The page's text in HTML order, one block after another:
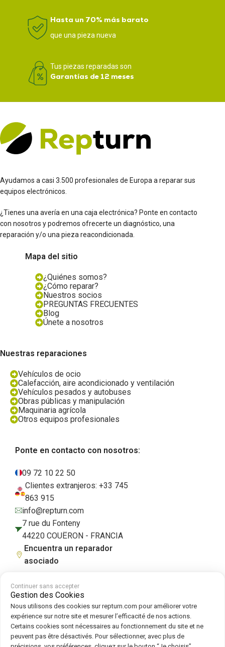
Hasta un 70% más barato
que una pieza nueva
Tus piezas reparadas son
Garantías de 12 meses
Ayudamos a casi 3.500 profesionales de Europa a reparar sus
equipos electrónicos.
¿Tienes una avería en una caja electrónica? Ponte en contacto
con nosotros y podremos ofrecerte un diagnóstico, una
reparación y/o una pieza reacondicionada.
Mapa del sitio
¿Quiénes somos?
¿Cómo reparar?
Nuestros socios
PREGUNTAS FRECUENTES
Blog
Únete a nosotros
Nuestras reparaciones
Vehículos de ocio
Calefacción, aire acondicionado y ventilación
Vehículos pesados y autobuses
Obras públicas y manipulación
Maquinaria agrícola
Otros equipos profesionales
Ponte en contacto con nosotros:
09 72 10 22 50
Clientes extranjeros: +33 745
863 915
info@repturn.com
7 rue du Fonteny
44220 COUËRON - FRANCIA
Encuentra un reparador
asociado
Condiciones generales de venta Aviso legal Política de privacidad
Cookies|Política de cookies
Síguenos en :
Continuer sans accepter
Gestion des Cookies
Nous utilisons des cookies sur repturn.com pour améliorer votre
expérience sur notre site et mesurer l’efficacité de nos actions.
Certains cookies sont nécessaires au fonctionnement du site et ne
peuvent pas être désactivés. Pour sélectionner, avec plus de